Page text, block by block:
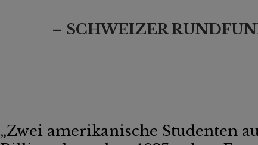
– SCHWEIZER
„Zwei amerikanische Studenten